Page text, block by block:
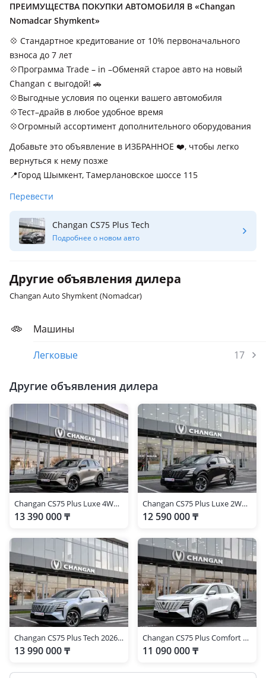
ПРЕИМУЩЕСТВА ПОКУПКИ АВТОМОБИЛЯ В «Changan
Nomadcar Shymkent»
💠 Стандартное кредитование от 10% первоначального
взноса до 7 лет
💠Программа Trade – in –Обменяй старое авто на новый
Changan с выгодой! 🚗
💠Выгодные условия по оценки вашего автомобиля
💠Тест–драйв в любое удобное время
💠Огромный ассортимент дополнительного оборудования
Добавьте это объявление в ИЗБРАННОЕ ❤️, чтобы легко
вернуться к нему позже
📍Город Шымкент, Тамерлановское шоссе 115
Перевести
Changan CS75 Plus Tech
Подробнее о новом авто
Другие объявления дилера
Changan Auto Shymkent (Nomadcar)
Машины
Легковые
17
Другие объявления дилера
Changan CS75 Plus Luxe 4WD 2025 г.
13 390 000 ₸
Changan CS75 Plus Luxe 2WD 2026 г.
12 590 000 ₸
Changan CS75 Plus Tech 2026 г.
13 990 000 ₸
Changan CS75 Plus Comfort 2025 г.
11 090 000 ₸